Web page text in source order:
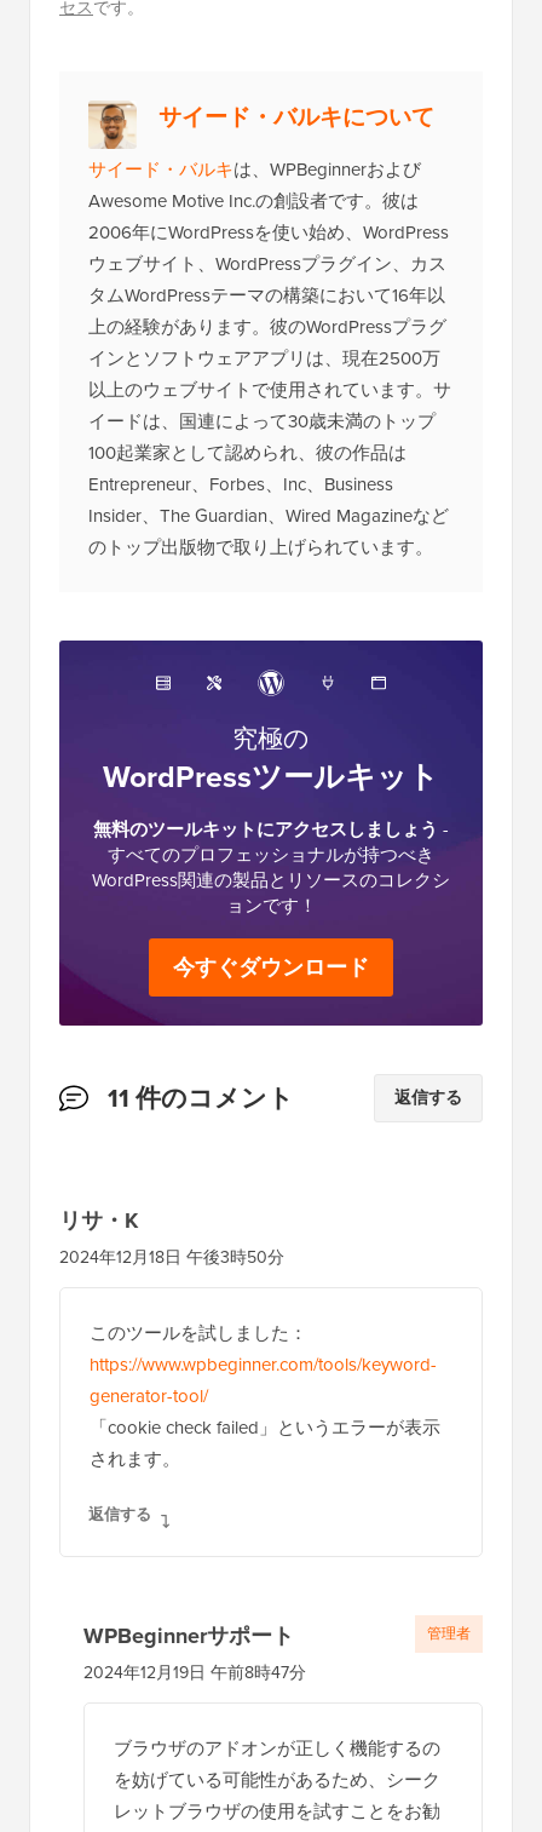
セスです。
サイード・バルキについて
サイード・バルキは、WPBeginnerおよび
Awesome Motive Inc.の創設者です。彼は
2006年にWordPressを使い始め、WordPress
ウェブサイト、WordPressプラグイン、カス
タムWordPressテーマの構築において16年以
上の経験があります。彼のWordPressプラグ
インとソフトウェアアプリは、現在2500万
以上のウェブサイトで使用されています。サ
イードは、国連によって30歳未満のトップ
100起業家として認められ、彼の作品は
Entrepreneur、Forbes、Inc、Business
Insider、The Guardian、Wired Magazineなど
のトップ出版物で取り上げられています。
究極の
WordPressツールキット
無料のツールキットにアクセスしましょう -
すべてのプロフェッショナルが持つべき
WordPress関連の製品とリソースのコレクシ
ョンです！
今すぐダウンロード
読
の
イ
ン
11 件のコメント 返信する
リサ・K
2024年12月18日 午後3時50分
このツールを試しました：
https://www.wpbeginner.com/tools/keyword-
generator-tool/
「cookie check failed」というエラーが表示
されます。
返信する
WPBeginnerサポート
2024年12月19日 午前8時47分
ブラウザのアドオンが正しく機能するの
を妨げている可能性があるため、シーク
レットブラウザの使用を試すことをお勧
管理者